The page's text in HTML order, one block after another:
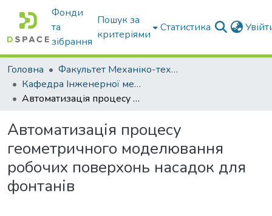
Фонди
та
зібрання
Пошук за
критеріями
Статистика
Головна
Факультет Механіко-технологічний
Кафедра Інженерної механіки та комп'ютерного проектування
Автоматизація процесу геометричного моделювання робочих поверхонь насадок для фонтанів
Автоматизація процесу
геометричного моделювання
робочих поверхонь насадок для
фонтанів